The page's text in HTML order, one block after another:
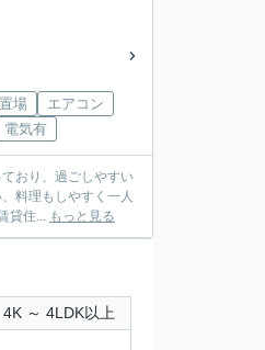
場
エアコン
電気有
おり、過ごしやすい
料理もしやすく一人
貸住... もっと見る
4K ～ 4LDK以上